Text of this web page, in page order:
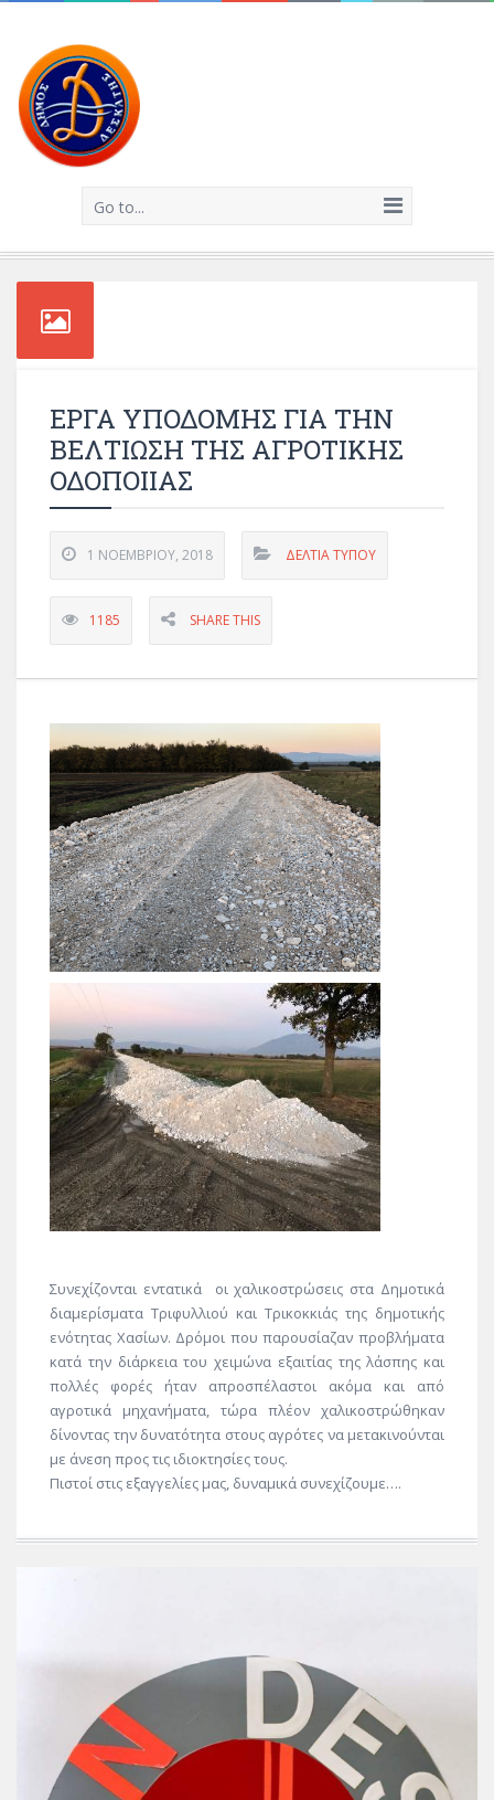
Go to...
ΕΡΓΑ ΥΠΟΔΟΜΗΣ ΓΙΑ ΤΗΝ
ΒΕΛΤΙΩΣΗ ΤΗΣ ΑΓΡΟΤΙΚΗΣ
ΟΔΟΠΟΙΙΑΣ
1 ΝΟΕΜΒΡΊΟΥ, 2018 ΔΕΛΤΊΑ ΤΎΠΟΥ
1185 SHARE THIS
Συνεχίζονται εντατικά οι χαλικοστρώσεις στα Δημοτικά
διαμερίσματα Τριφυλλιού και Τρικoκκιάς της δημοτικής
ενότητας Χασίων. Δρόμοι που παρουσίαζαν προβλήματα
κατά την διάρκεια του χειμώνα εξαιτίας της λάσπης και
πολλές φορές ήταν απροσπέλαστοι ακόμα και από
αγροτικά μηχανήματα, τώρα πλέον χαλικοστρώθηκαν
δίνοντας την δυνατότητα στους αγρότες να μετακινούνται
με άνεση προς τις ιδιοκτησίες τους.
Πιστοί στις εξαγγελίες μας, δυναμικά συνεχίζουμε….